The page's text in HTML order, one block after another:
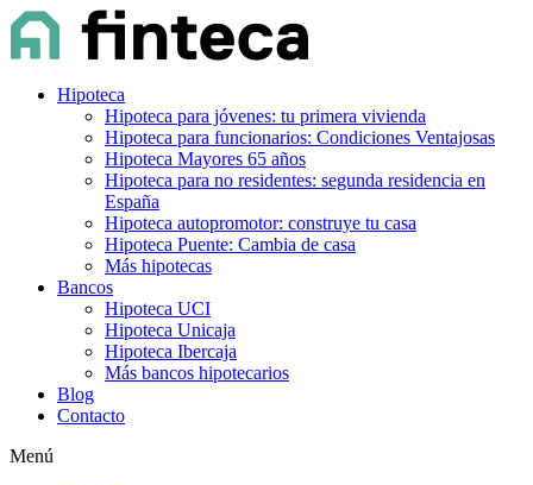
Hipoteca
Hipoteca para jóvenes: tu primera vivienda
Hipoteca para funcionarios: Condiciones Ventajosas
Hipoteca Mayores 65 años
Hipoteca para no residentes: segunda residencia en
España
Hipoteca autopromotor: construye tu casa
Hipoteca Puente: Cambia de casa
Más hipotecas
Bancos
Hipoteca UCI
Hipoteca Unicaja
Hipoteca Ibercaja
Más bancos hipotecarios
Blog
Contacto
Menú